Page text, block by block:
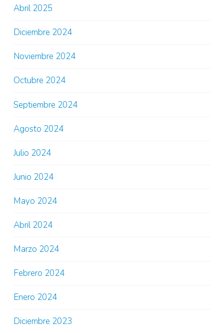
Abril 2025
Diciembre 2024
Noviembre 2024
Octubre 2024
Septiembre 2024
Agosto 2024
Julio 2024
Junio 2024
Mayo 2024
Abril 2024
Marzo 2024
Febrero 2024
Enero 2024
Diciembre 2023